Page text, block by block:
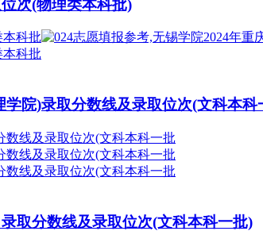
次(物理类本科批)
院)录取分数线及录取位次(文科本科
取分数线及录取位次(文科本科一批)